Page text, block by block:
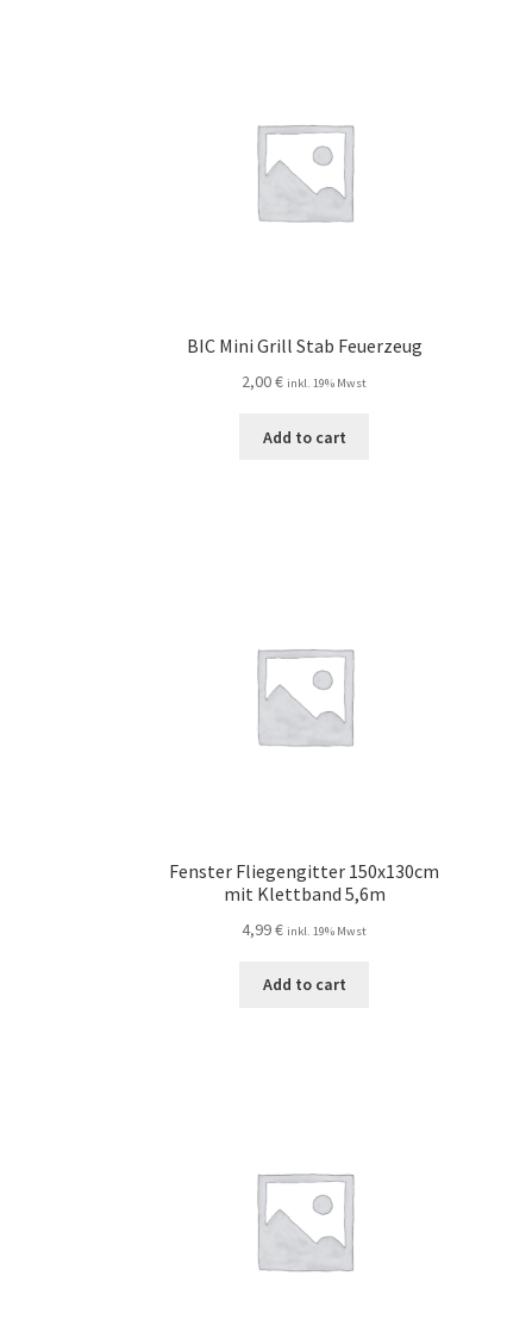
BIC Mini Grill Stab Feuerzeug
2,00€ inkl. 19% Mwst
Add to cart
Fenster Fliegengitter 150x130cm
mit Klettband 5,6m
4,99€ inkl. 19% Mwst
Add to cart